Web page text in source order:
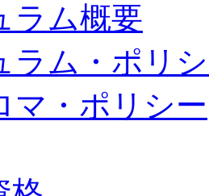
ラム概要
ラム・ポリ
マ・ポリシー